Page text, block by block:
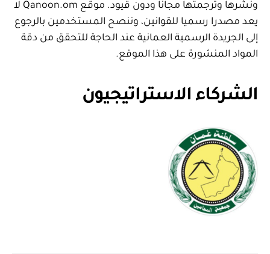
ونشرها وترجمتها مجانا ودون قيود. موقع Qanoon.om لا
يعد مصدرا رسميا للقوانين، وننصح المستخدمين بالرجوع
إلى الجريدة الرسمية العمانية عند الحاجة للتحقق من دقة
المواد المنشورة على هذا الموقع.
الشركاء الاستراتيجيون